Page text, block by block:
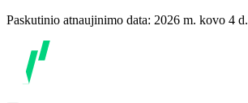
Paskutinio atnaujinimo data: 2026 m. kovo 4 d.